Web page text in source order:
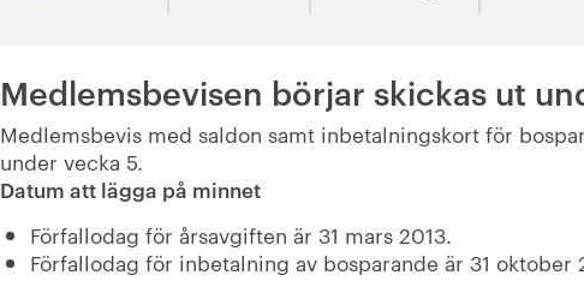
Medlemsbevisen börjar skickas ut
Medlemsbevis med saldon samt inbetalningskort för
under vecka 5.
Datum att lägga på minnet
Förfallodag för årsavgiften är 31 mars 2013.
Förfallodag för inbetalning av bosparande är 31 oktober